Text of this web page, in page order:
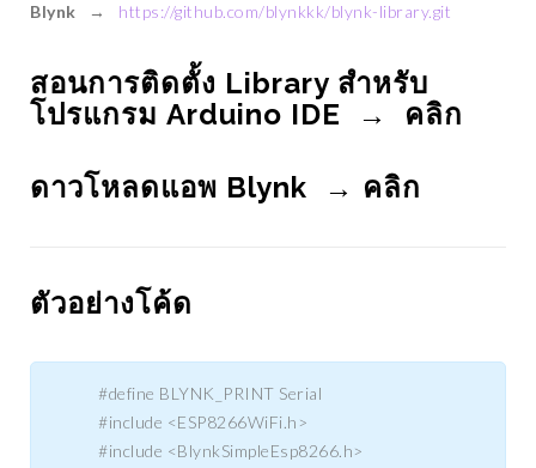
Blynk → https://github.com/blynkkk/blynk-library.git
สอนการติดตั้ง Library สำหรับ
โปรแกรม Arduino IDE → คลิก
ดาวโหลดแอพ Blynk → คลิก
ตัวอย่างโค้ด
#define BLYNK_PRINT Serial
#include <ESP8266WiFi.h>
#include <BlynkSimpleEsp8266.h>